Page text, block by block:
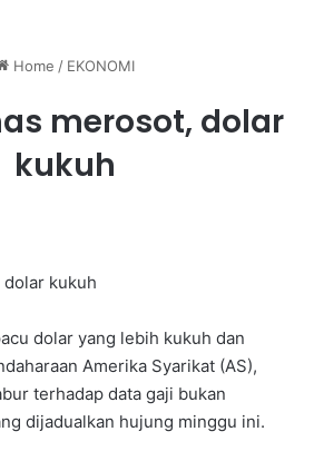
Home / EKONOMI
merosot, dolar
kukuh
dolar kukuh
dolar yang lebih kukuh dan
Amerika Syarikat (AS),
terhadap data gaji bukan
dijadualkan hujung minggu ini.